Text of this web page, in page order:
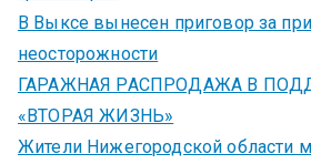
В Выксе вынесен приговор за
неосторожности
ГАРАЖНАЯ РАСПРОДАЖА В
«ВТОРАЯ ЖИЗНЬ»
Жители Нижегородской области